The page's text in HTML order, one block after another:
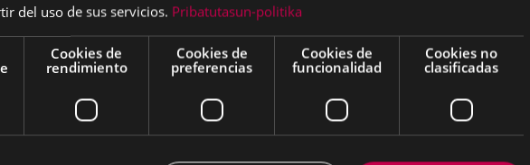
del uso de sus servicios. Pribatutasun-politika
Cookies de
rendimiento
Cookies de
preferencias
Cookies de
funcionalidad
Cookies no
clasificadas